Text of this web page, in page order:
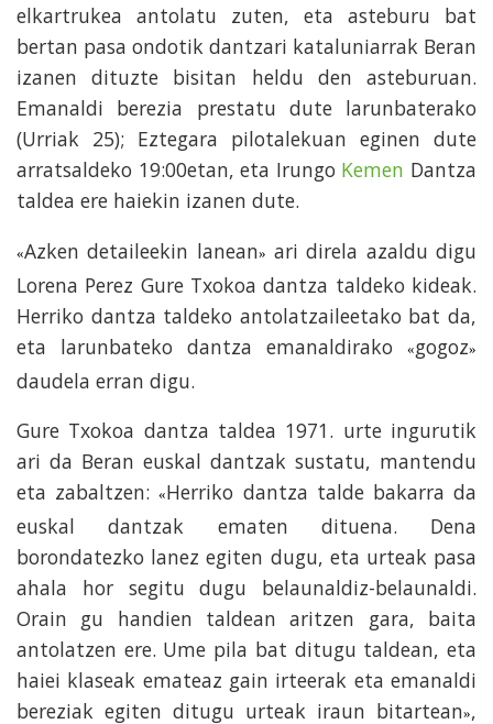
elkartrukea antolatu zuten, eta asteburu bat
bertan pasa ondotik dantzari kataluniarrak Beran
izanen dituzte bisitan heldu den asteburuan.
Emanaldi berezia prestatu dute larunbaterako
(Urriak 25); Eztegara pilotalekuan eginen dute
arratsaldeko 19:00etan, eta Irungo Kemen Dantza
taldea ere haiekin izanen dute.
«Azken detaileekin lanean» ari direla azaldu digu
Lorena Perez Gure Txokoa dantza taldeko kideak.
Herriko dantza taldeko antolatzaileetako bat da,
eta larunbateko dantza emanaldirako
«gogoz»
daudela erran digu.
Gure Txokoa dantza taldea 1971. urte ingurutik
ari da Beran euskal dantzak sustatu, mantendu
eta zabaltzen:«Herriko dantza talde bakarra da
euskal dantzak ematen dituena. Dena
borondatezko lanez egiten dugu, eta urteak pasa
ahala hor segitu dugu belaunaldiz-belaunaldi.
Orain gu handien taldean aritzen gara, baita
antolatzen ere. Ume pila bat ditugu taldean, eta
haiei klaseak emateaz gain irteerak eta emanaldi
bereziak egiten ditugu urteak iraun bitartean»,